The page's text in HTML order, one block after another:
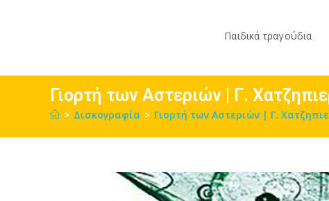
Παιδικά τραγούδια
Γιορτή των Αστεριών | Γ.
> Δισκογραφία > Γιορτή των Αστεριών | Γ.